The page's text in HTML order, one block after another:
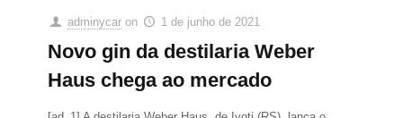
adminycar on 1 de junho de 2021
Novo gin da destilaria Weber
Haus chega ao mercado